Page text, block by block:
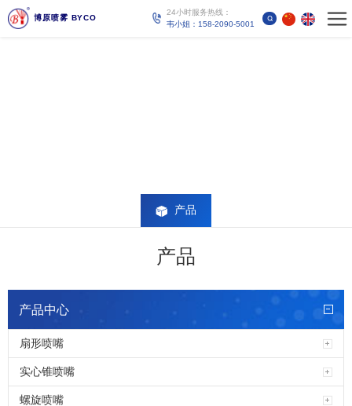
博原喷雾 BYCO
24小时服务热线：
韦小姐：158-2090-5001
产品
产品
产品中心
扇形喷嘴
实心锥喷嘴
螺旋喷嘴